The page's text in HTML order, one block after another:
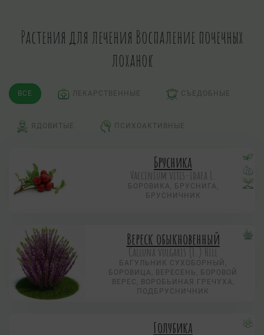
Растения для лечения Воспаление почечных
лоханок
ВСЕ ЛЕКАРСТВЕННЫЕ СЪЕДОБНЫЕ
ЯДОВИТЫЕ ПСИХОАКТИВНЫЕ
Брусника
Vaccinium vitis-idaea L.
БОРОВИКА, БРУСНИГА,
БРУСНИЧНИК
Вереск обыкновенный
Calluna vulgaris (L.) Hill
БАГУЛЬНИК СУХОБОРНЫЙ,
БОРОВИЦА, ВЕРЕСЕНЬ, БОРОВОЙ
ВЕРЕС, ВОРОБЬИНАЯ ГРЕЧУХА,
ПОДБРУСНИЧНИК
Голубика